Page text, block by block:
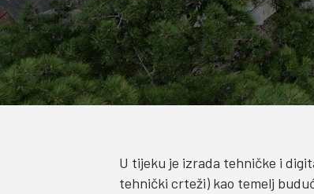
U tijeku je izrada tehničke i
tehnički crteži) kao temelj